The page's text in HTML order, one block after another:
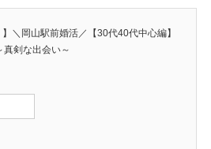
＼岡山駅前婚活／【30代40代中心編】
真剣な出会い～